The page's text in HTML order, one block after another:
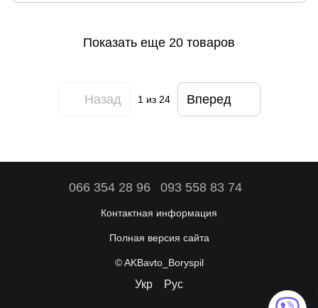
Показать еще 20 товаров
Назад 1 из 24 Вперед
066 354 28 96 093 558 83 74
Контактная информация
Полная версия сайта
© AKBavto_Boryspil
Укр Рус